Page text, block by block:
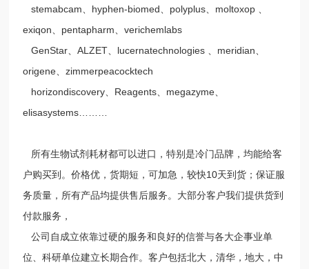
stemabcam、hyphen-biomed、polyplus、moltoxop 、
exiqon、pentapharm、verichemlabs
GenStar、ALZET、lucernatechnologies 、meridian、
origene、zimmerpeacocktech
horizondiscovery、Reagents、megazyme、
elisasystems………
所有生物试剂耗材都可以进口，特别是冷门品牌，均能给客
户购买到。价格优，货期短，可加急，较快10天到货；保证服
务质量，所有产品均提供售后服务。大部分客户我们提供货到
付款服务，
公司自成立依靠过硬的服务和良好的信誉与各大企事业单
位、科研单位建立长期合作。客户包括北大，清华，地大，中